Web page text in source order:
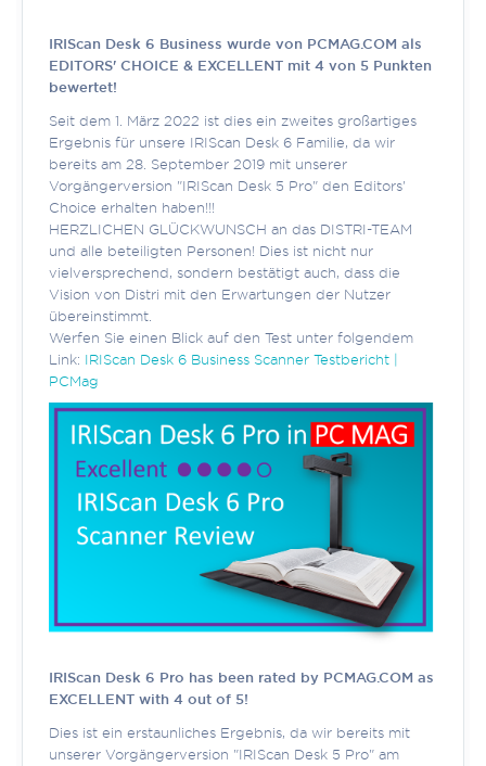
IRIScan Desk 6 Business wurde von PCMAG.COM als
EDITORS' CHOICE & EXCELLENT mit 4 von 5 Punkten
bewertet!
Seit dem 1. März 2022 ist dies ein zweites großartiges
Ergebnis für unsere IRIScan Desk 6 Familie, da wir
bereits am 28. September 2019 mit unserer
Vorgängerversion "IRIScan Desk 5 Pro" den Editors'
Choice erhalten haben!!!
HERZLICHEN GLÜCKWUNSCH an das DISTRI-TEAM
und alle beteiligten Personen! Dies ist nicht nur
vielversprechend, sondern bestätigt auch, dass die
Vision von Distri mit den Erwartungen der Nutzer
übereinstimmt.
Werfen Sie einen Blick auf den Test unter folgendem
Link: IRIScan Desk 6 Business Scanner Testbericht |
PCMag
IRIScan Desk 6 Pro has been rated by PCMAG.COM as
EXCELLENT with 4 out of 5!
Dies ist ein erstaunliches Ergebnis, da wir bereits mit
unserer Vorgängerversion "IRIScan Desk 5 Pro" am